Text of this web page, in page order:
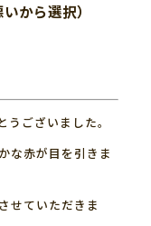
から選択）
ございました。
な赤が目を引きま
せていただきま